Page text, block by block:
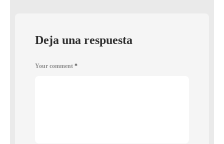
Deja una respuesta
Your comment *